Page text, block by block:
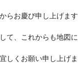
らお慶び申し上げます
て、これからも地図
しくお願い申し上げま